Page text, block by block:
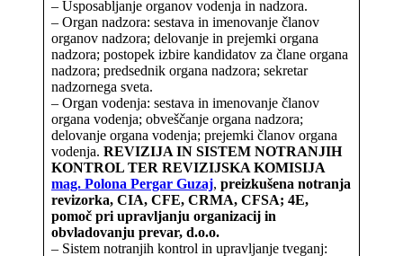
– Usposabljanje organov vodenja in nadzora.
– Organ nadzora: sestava in imenovanje članov
organov nadzora; delovanje in prejemki organa
nadzora; postopek izbire kandidatov za člane organa
nadzora; predsednik organa nadzora; sekretar
nadzornega sveta.
– Organ vodenja: sestava in imenovanje članov
organa vodenja; obveščanje organa nadzora;
delovanje organa vodenja; prejemki članov organa
vodenja. REVIZIJA IN SISTEM NOTRANJIH
KONTROL TER REVIZIJSKA KOMISIJA
mag. Polona Pergar Guzaj, preizkušena notranja
revizorka, CIA, CFE, CRMA, CFSA; 4E,
pomoč pri upravljanju organizacij in
obvladovanju prevar, d.o.o.
– Sistem notranjih kontrol in upravljanje tveganj: